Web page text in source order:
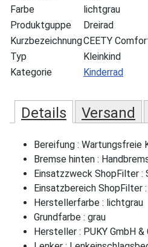
Farbe
lichtgrau
Produktguppe
Dreirad
KurzbezeichnungCEETY
Typ
Kleinkind
Kategorie
Kinderrad
Details Versand
Bereifung : Wartungsfreie
Bremse hinten :
Einsatzzweck ShopFilter :
Einsatzbereich ShopFilter
Herstellerfarbe : lichtgrau
Grundfarbe : grau
Hersteller : PUKY GmbH &